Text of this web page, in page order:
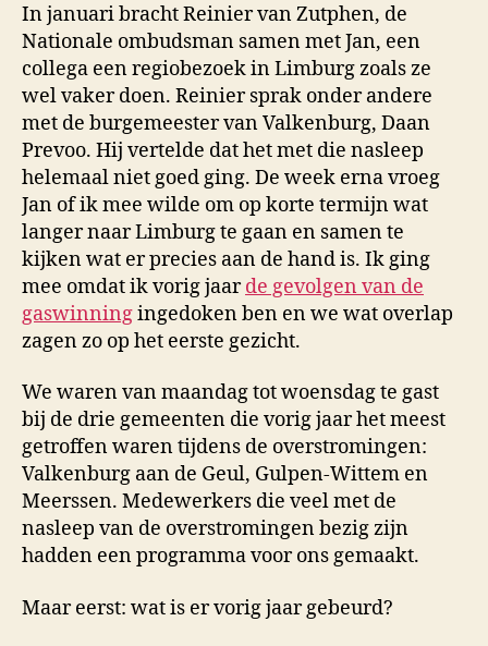
In januari bracht Reinier van Zutphen, de
Nationale ombudsman samen met Jan, een
collega een regiobezoek in Limburg zoals ze
wel vaker doen. Reinier sprak onder andere
met de burgemeester van Valkenburg, Daan
Prevoo. Hij vertelde dat het met die nasleep
helemaal niet goed ging. De week erna vroeg
Jan of ik mee wilde om op korte termijn wat
langer naar Limburg te gaan en samen te
kijken wat er precies aan de hand is. Ik ging
mee omdat ik vorig jaarde gevolgen van de
gaswinningingedoken ben en we wat overlap
zagen zo op het eerste gezicht.
We waren van maandag tot woensdag te gast
bij de drie gemeenten die vorig jaar het meest
getroffen waren tijdens de overstromingen:
Valkenburg aan de Geul, Gulpen-Wittem en
Meerssen. Medewerkers die veel met de
nasleep van de overstromingen bezig zijn
hadden een programma voor ons gemaakt.
Maar eerst: wat is er vorig jaar gebeurd?